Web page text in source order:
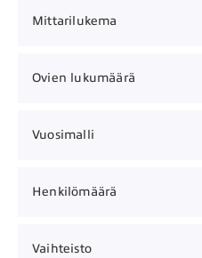
Mittarilukema
Ovien lukumäärä
Vuosimalli
Henkilömäärä
Vaihteisto